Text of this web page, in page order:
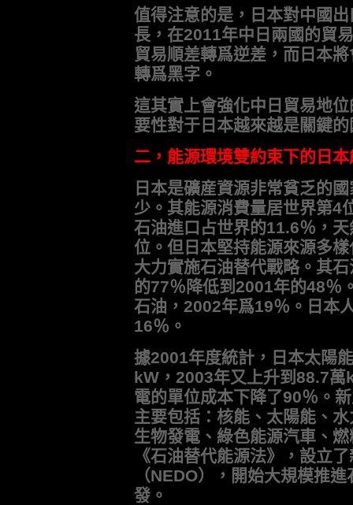
值得注意的是，日本對中國
長，在2011年中日兩國的貿
貿易順差轉爲逆差，而日本
轉爲黑字。
這其實上會強化中日貿易地
要性對于日本越來越是關鍵
二，能源環境雙約束下的日
日本是礦産資源非常貧乏的
少。其能源消費量居世界第4
石油進口占世界的11.6％，
位。但日本堅持能源來源多
大力實施石油替代戰略。其
的77％降低到2001年的48％
石油，2002年爲19％。日本
16％。
據2001年度統計，日本太陽
kW，2003年又上升到88.7
電的單位成本下降了90％。
主要包括：核能、太陽能、
生物發電、綠色能源汽車、
《石油替代能源法》，設立
（NEDO），開始大規模推
發。